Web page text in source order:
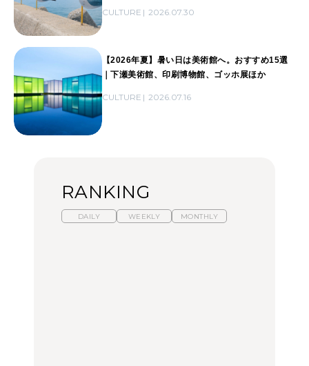
CULTURE 2026.07.30
【2026年夏】暑い日は美術館へ。おすすめ15選
｜下瀬美術館、印刷博物館、ゴッホ展ほか
CULTURE 2026.07.16
RANKING
DAILY WEEKLY MONTHLY